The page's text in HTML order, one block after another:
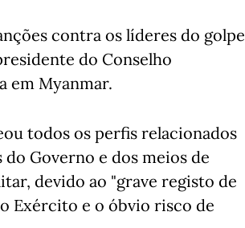
contra os líderes do golpe
do Conselho
em Myanmar.
todos os perfis relacionados
Governo e dos meios de
devido ao "grave registo de
Exército e o óbvio risco de